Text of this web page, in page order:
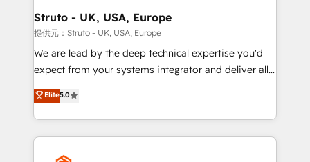
wealth of knowledge and experience to the table.
Our strategies are tailored to your business's unique
needs, ensuring a personalized approach that aligns
with your growth objectives.
Struto - UK, USA, Europe
提供元：Struto - UK, USA, Europe
We are lead by the deep technical expertise you'd
expect from your systems integrator and deliver all
the agency services you'd expect from your
HubSpot Solutions Partner. As one of the UK's
longest-standing partners, we are experts at
maximising the value of the HubSpot platform and
building an integrated growth stack that brings your
Elite5.0